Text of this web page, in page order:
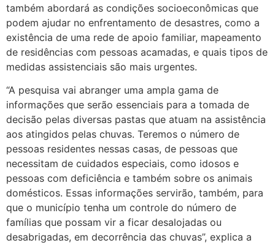
também abordará as condições socioeconômicas que
podem ajudar no enfrentamento de desastres, como a
existência de uma rede de apoio familiar, mapeamento
de residências com pessoas acamadas, e quais tipos de
medidas assistenciais são mais urgentes.
“A pesquisa vai abranger uma ampla gama de
informações que serão essenciais para a tomada de
decisão pelas diversas pastas que atuam na assistência
aos atingidos pelas chuvas. Teremos o número de
pessoas residentes nessas casas, de pessoas que
necessitam de cuidados especiais, como idosos e
pessoas com deficiência e também sobre os animais
domésticos. Essas informações servirão, também, para
que o município tenha um controle do número de
famílias que possam vir a ficar desalojadas ou
desabrigadas, em decorrência das chuvas”, explica a